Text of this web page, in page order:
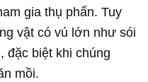
gia thụ phấn. Tuy
vật có vú lớn như sói
đặc biệt khi chúng
mồi.